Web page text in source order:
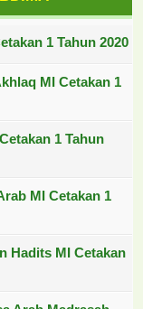
1 Tahun 2020
MI Cetakan 1
1 Tahun
MI Cetakan 1
Hadits MI Cetakan